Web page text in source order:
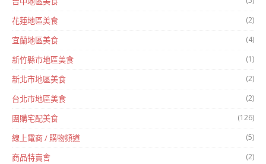
花蓮地區美食 (2)
宜蘭地區美食 (4)
新竹縣市地區美食 (1)
新北市地區美食 (2)
台北市地區美食 (2)
團購宅配美食 (126)
線上電商 / 購物頻道 (5)
商品特賣會 (2)